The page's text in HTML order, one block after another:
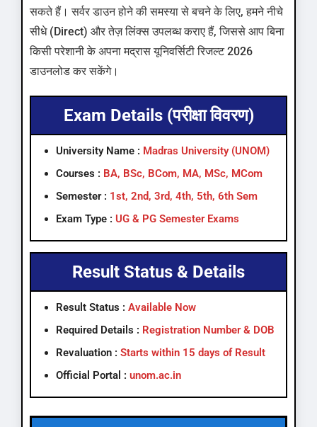
सकते हैं। सर्वर डाउन होने की समस्या से बचने के लिए, हमने नीचे
सीधे (Direct) और तेज़ लिंक्स उपलब्ध कराए हैं, जिससे आप बिना
किसी परेशानी के अपना मद्रास यूनिवर्सिटी रिजल्ट 2026
डाउनलोड कर सकेंगे।
Exam Details (परीक्षा विवरण)
University Name : Madras University (UNOM)
Courses : BA, BSc, BCom, MA, MSc, MCom
Semester : 1st, 2nd, 3rd, 4th, 5th, 6th Sem
Exam Type : UG & PG Semester Exams
Result Status & Details
Result Status : Available Now
Required Details : Registration Number & DOB
Revaluation : Starts within 15 days of Result
Official Portal : unom.ac.in